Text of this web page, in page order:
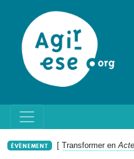
ÉVÈNEMENT [Transformer en